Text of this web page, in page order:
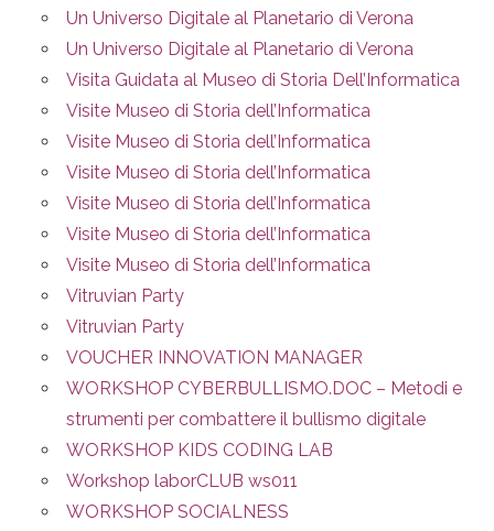
Un Universo Digitale al Planetario di Verona
Un Universo Digitale al Planetario di Verona
Visita Guidata al Museo di Storia Dell’Informatica
Visite Museo di Storia dell’Informatica
Visite Museo di Storia dell’Informatica
Visite Museo di Storia dell’Informatica
Visite Museo di Storia dell’Informatica
Visite Museo di Storia dell’Informatica
Visite Museo di Storia dell’Informatica
Vitruvian Party
Vitruvian Party
VOUCHER INNOVATION MANAGER
WORKSHOP CYBERBULLISMO.DOC – Metodi e
strumenti per combattere il bullismo digitale
WORKSHOP KIDS CODING LAB
Workshop laborCLUB ws011
WORKSHOP SOCIALNESS